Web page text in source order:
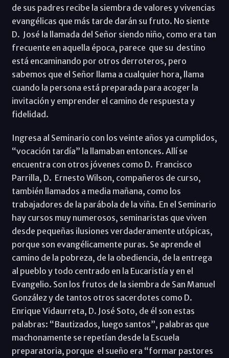
de sus padres recibe la siembra de valores y vivencias
evangélicas que más tarde darán su fruto. No siente
D. José la llamada del Señor siendo niño, como era tan
frecuente en aquella época, parece que su destino
está encaminando por otros derroteros, pero
sabemos que el Señor llama a cualquier hora, llama
cuando la persona está preparada para acoger la
invitación y emprender el camino de respuesta y
fidelidad.
Ingresa al Seminario con los veinte años ya cumplidos,
“vocación tardía” la llamaban entonces. Allí se
encuentra con otros jóvenes como D. Francisco
Parrilla, D. Ernesto Wilson, compañeros de curso,
también llamados a media mañana, como los
trabajadores de la parábola de la viña. En el Seminario
hay cursos muy numerosos, seminaristas que viven
desde pequeñas ilusiones verdaderamente utópicas,
porque son evangélicamente puras. Se aprende el
camino de la pobreza, de la obediencia, de la entrega
al pueblo y todo centrado en la Eucaristía y en el
Evangelio. Son los frutos de la siembra de San Manuel
González y de tantos otros sacerdotes como D.
Enrique Vidaurreta, D. José Soto, de él son estas
palabras: “Bautizados, luego santos”, palabras que
machonamente se repetían desde la Escuela
preparatoria, porque el sueño era “formar pastores